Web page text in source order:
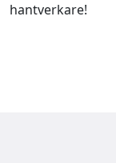
hantverkare!